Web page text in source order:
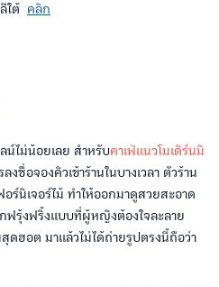
ใต้ คลิก
น์ไม่น้อยเลย สำหรับคาเฟ่แนวโมเดิร์นมิ
ชื่อจองคิวเข้าร้านในบางเวลา ตัวร้าน
ร์นิเจอร์ไม้ ทำให้ออกมาดูสวยสะอาด
ฟรุ้งฟริ้งแบบที่ผู้หญิงต้องใจละลาย
ดฮอต มาแล้วไม่ได้ถ่ายรูปตรงนี้ถือว่า